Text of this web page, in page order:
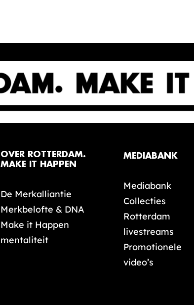
OVER ROTTERDAM.
MAKE IT HAPPEN
De Merkalliantie
Merkbelofte & DNA
Make it Happen
mentaliteit
MEDIABANK
Mediabank
Collecties
Rotterdam
livestreams
Promotionele
video’s